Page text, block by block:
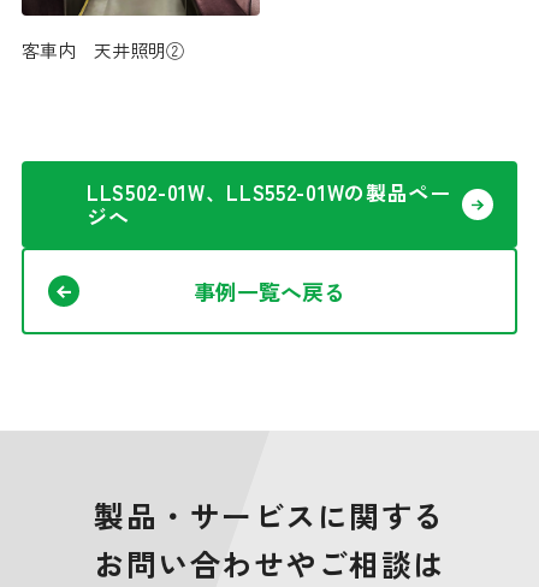
客車内 天井照明②
LLS502-01W、LLS552-01Wの製品ペー
ジへ
事例一覧へ戻る
製品・サービスに関する
お問い合わせやご相談は